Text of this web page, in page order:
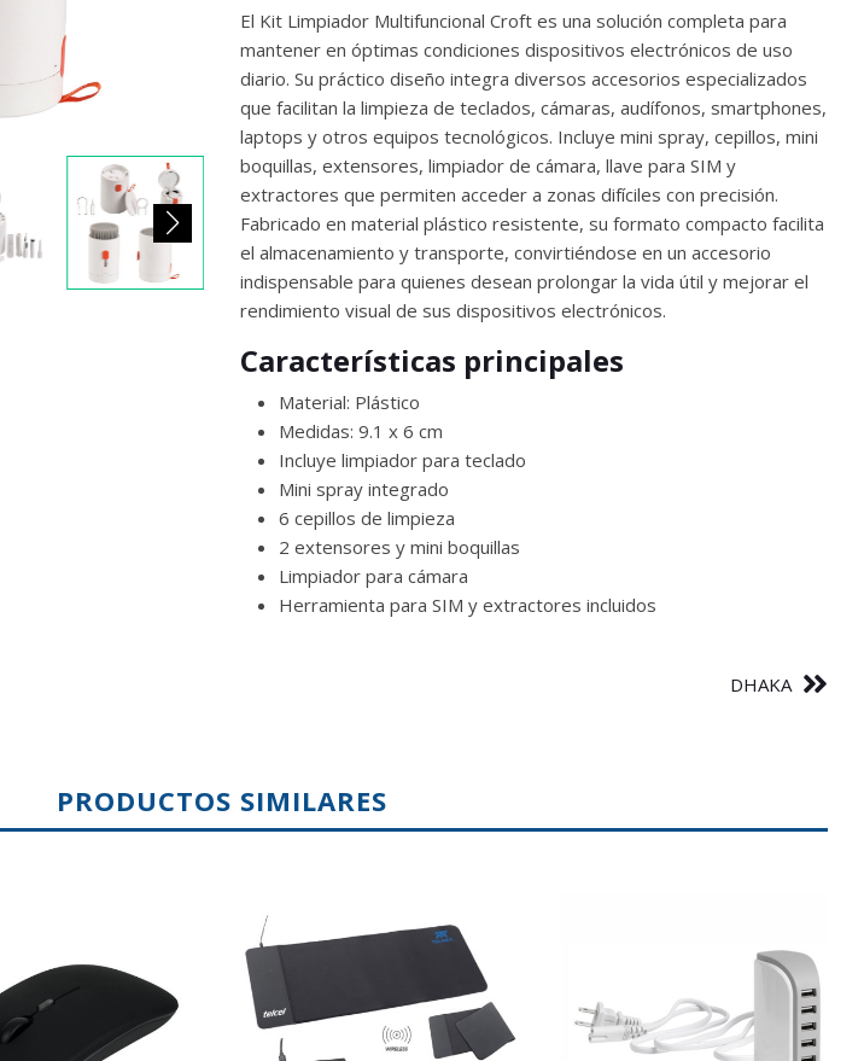
El Kit Limpiador Multifuncional Croft es una solución completa para
mantener en óptimas condiciones dispositivos electrónicos de uso
diario. Su práctico diseño integra diversos accesorios especializados
que facilitan la limpieza de teclados, cámaras, audífonos, smartphones,
laptops y otros equipos tecnológicos. Incluye mini spray, cepillos, mini
boquillas, extensores, limpiador de cámara, llave para SIM y
extractores que permiten acceder a zonas difíciles con precisión.
Fabricado en material plástico resistente, su formato compacto facilita
el almacenamiento y transporte, convirtiéndose en un accesorio
indispensable para quienes desean prolongar la vida útil y mejorar el
rendimiento visual de sus dispositivos electrónicos.
Características principales
Material: Plástico
Medidas: 9.1 x 6 cm
Incluye limpiador para teclado
Mini spray integrado
6 cepillos de limpieza
2 extensores y mini boquillas
Limpiador para cámara
Herramienta para SIM y extractores incluidos
DHAKA
PRODUCTOS SIMILARES